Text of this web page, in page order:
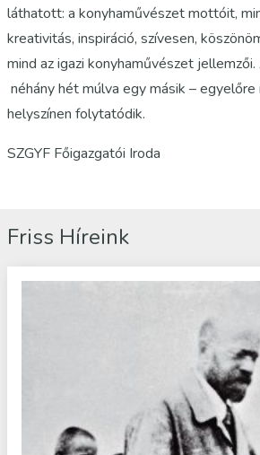
láthatott: a konyhaművészet mottóit,
kreativitás, inspiráció, szívesen,
mind az igazi konyhaművészet
néhány hét múlva egy másik –
helyszínen folytatódik.
SZGYF Főigazgatói Iroda
Friss Híreink